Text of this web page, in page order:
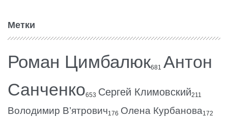
Метки
Роман Цимбалюк681 Антон
Санченко653 Сергей Климовский211
Володимир В’ятрович176 Олена Курбанова172